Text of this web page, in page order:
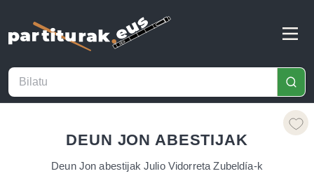
DEUN JON ABESTIJAK
Deun Jon abestijak Julio Vidorreta Zubeldía-k